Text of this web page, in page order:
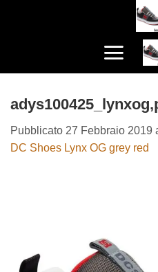
Pubblicato 27 Febbraio 2019
DC Shoes Lynx OG grey red